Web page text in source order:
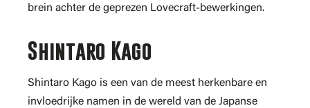
brein achter de geprezen Lovecraft-bewerkingen.
Shintaro Kago
Shintaro Kago is een van de meest herkenbare en
invloedrijke namen in de wereld van de Japanse